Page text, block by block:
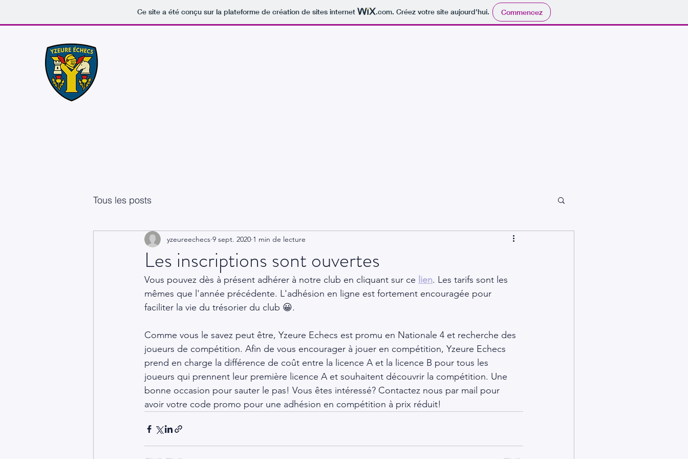
Ce site a été conçu sur la plateforme de création de sites internet .com. Créez votre site aujourd'hui. Commencez
Tous les posts
Les inscriptions sont ouvertes
yzeureechecs 9 sept. 2020 1 min de lecture
Vous pouvez dès à présent adhérer à notre club en cliquant sur ce lien. Les tarifs sont les
mêmes que l'année précédente. L'adhésion en ligne est fortement encouragée pour
faciliter la vie du trésorier du club 😀.
Comme vous le savez peut être, Yzeure Echecs est promu en Nationale 4 et recherche des
joueurs de compétition. Afin de vous encourager à jouer en compétition, Yzeure Echecs
prend en charge la différence de coût entre la licence A et la licence B pour tous les
joueurs qui prennent leur première licence A et souhaitent découvrir la compétition. Une
bonne occasion pour sauter le pas! Vous êtes intéressé? Contactez nous par mail pour
avoir votre code promo pour une adhésion en compétition à prix réduit!